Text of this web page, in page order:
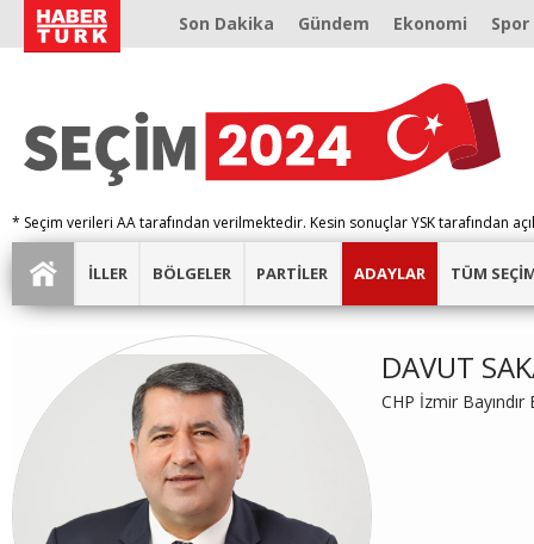
Son Dakika Gündem Ekonomi Spor
* Seçim verileri AA tarafından verilmektedir. Kesin sonuçlar YSK tarafından
İLLER BÖLGELER PARTİLER ADAYLAR TÜM
DAVUT
CHP İzmir